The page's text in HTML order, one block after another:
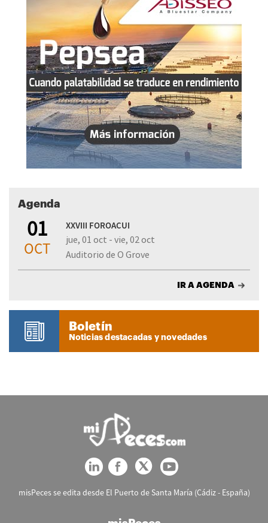
Agenda
01
OCT
XXVIII FOROACUI
jue, 01 oct - vie, 02 oct
Auditorio de O Grove
IR A AGENDA
Boletín
Noticias destacadas y novedades
misPeces se edita desde El Puerto de Santa María (Cádiz - España)